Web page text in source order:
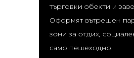
търговки обекти и
Оформят вътрешен
зони за отдих,
само пешеходно.